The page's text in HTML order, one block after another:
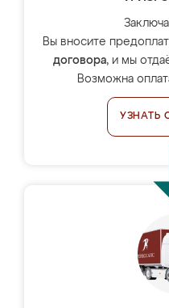
Вы вносите
договора, и мы
Возможна
УЗНАТЬ